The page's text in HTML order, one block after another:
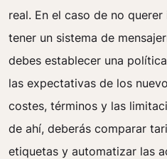
real. En el caso de no
tener un sistema de
debes establecer una
las expectativas de los
costes, términos y las
de ahí, deberás comparar
etiquetas y automatizar las